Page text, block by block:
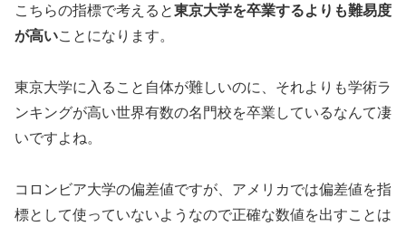
こちらの指標で考えると東京大学を卒業するよりも難易度
が高いことになります。
東京大学に入ること自体が難しいのに、それよりも学術ラ
ンキングが高い世界有数の名門校を卒業しているなんて凄
いですよね。
コロンビア大学の偏差値ですが、アメリカでは偏差値を指
標として使っていないようなので正確な数値を出すことは